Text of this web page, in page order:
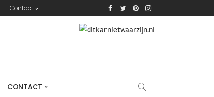
Contact
CONTACT